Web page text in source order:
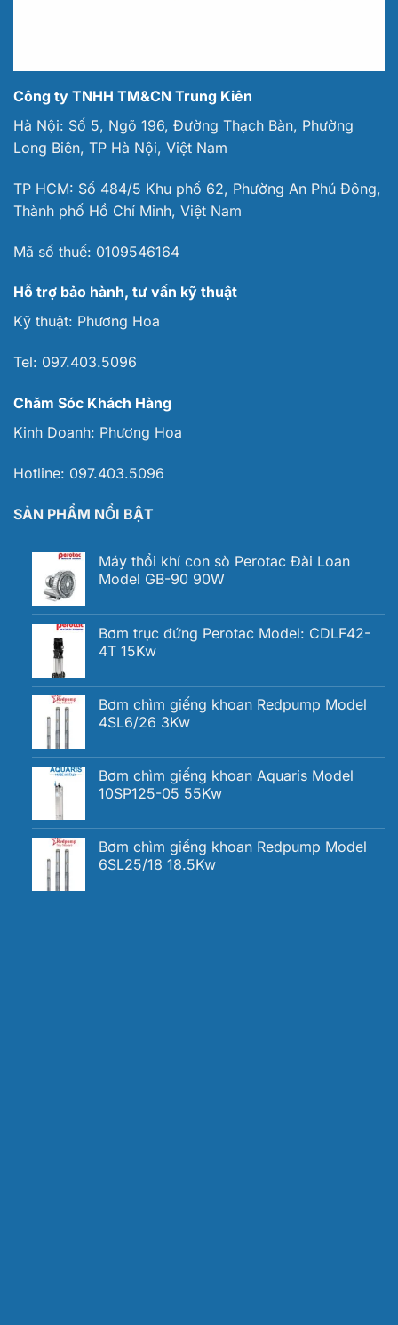
Công ty TNHH TM&CN Trung Kiên
Hà Nội: Số 5, Ngõ 196, Đường Thạch Bàn, Phường
Long Biên, TP Hà Nội, Việt Nam
TP HCM: Số 484/5 Khu phố 62, Phường An Phú Đông,
Thành phố Hồ Chí Minh, Việt Nam
Mã số thuế: 0109546164
Hỗ trợ bảo hành, tư vấn kỹ thuật
Kỹ thuật: Phương Hoa
Tel: 097.403.5096
Chăm Sóc Khách Hàng
Kinh Doanh: Phương Hoa
Hotline: 097.403.5096
SẢN PHẨM NỔI BẬT
Máy thổi khí con sò Perotac Đài Loan
Model GB-90 90W
Bơm trục đứng Perotac Model: CDLF42-
4T 15Kw
Bơm chìm giếng khoan Redpump Model
4SL6/26 3Kw
Bơm chìm giếng khoan Aquaris Model
10SP125-05 55Kw
Bơm chìm giếng khoan Redpump Model
6SL25/18 18.5Kw